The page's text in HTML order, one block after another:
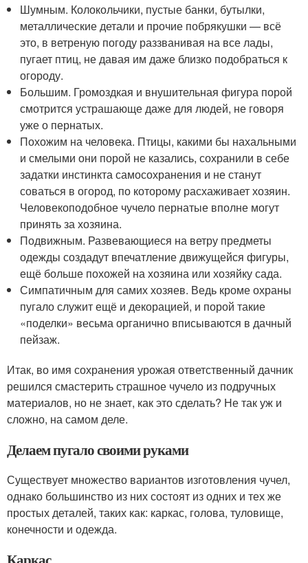
Шумным. Колокольчики, пустые банки, бутылки,
металлические детали и прочие побрякушки — всё
это, в ветреную погоду раззванивая на все лады,
пугает птиц, не давая им даже близко подобраться к
огороду.
Большим. Громоздкая и внушительная фигура порой
смотрится устрашающе даже для людей, не говоря
уже о пернатых.
Похожим на человека. Птицы, какими бы нахальными
и смелыми они порой не казались, сохранили в себе
задатки инстинкта самосохранения и не станут
соваться в огород, по которому расхаживает хозяин.
Человекоподобное чучело пернатые вполне могут
принять за хозяина.
Подвижным. Развевающиеся на ветру предметы
одежды создадут впечатление движущейся фигуры,
ещё больше похожей на хозяина или хозяйку сада.
Симпатичным для самих хозяев. Ведь кроме охраны
пугало служит ещё и декорацией, и порой такие
«поделки» весьма органично вписываются в дачный
пейзаж.
Итак, во имя сохранения урожая ответственный дачник
решился смастерить страшное чучело из подручных
материалов, но не знает, как это сделать? Не так уж и
сложно, на самом деле.
Делаем пугало своими руками
Существует множество вариантов изготовления чучел,
однако большинство из них состоят из одних и тех же
простых деталей, таких как: каркас, голова, туловище,
конечности и одежда.